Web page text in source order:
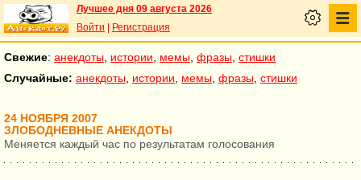
Лучшее дня 09 августа 2026
Войти
Регистрация
Свежие: анекдоты истории мемы фразы стишки
Случайные: анекдоты истории мемы фразы стишки
24 НОЯБРЯ 2007
ЗЛОБОДНЕВНЫЕ АНЕКДОТЫ
Меняется каждый час по результатам голосования